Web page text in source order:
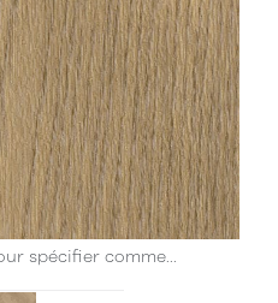
spécifier comme...